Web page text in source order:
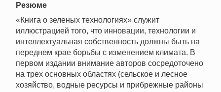
Резюме
«Книга о зеленых технологиях» служит
иллюстрацией того, что инновации, технологии и
интеллектуальная собственность должны быть на
переднем крае борьбы с изменением климата. В
первом издании внимание авторов сосредоточено
на трех основных областях (сельское и лесное
хозяйство, водные ресурсы и прибрежные районы